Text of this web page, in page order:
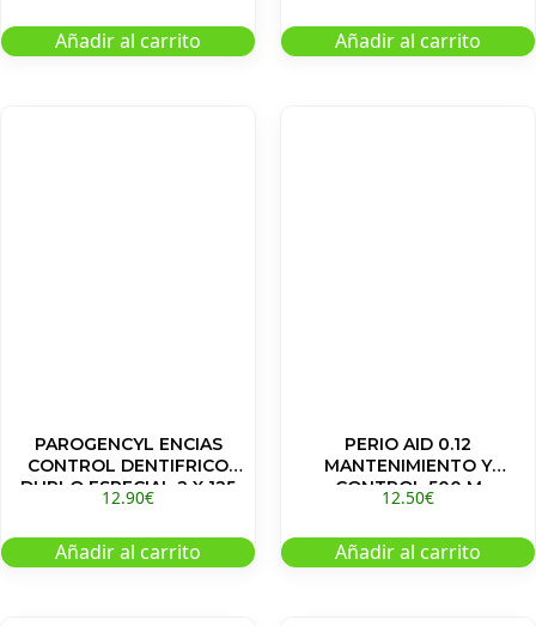
Añadir al carrito Añadir al carrito
PAROGENCYL ENCIAS
CONTROL DENTIFRICO
DUPLO ESPECIAL 2 X 125
12.90€
Añadir al carrito
PERIO AID 0.12
MANTENIMIENTO Y
CONTROL 500 M
12.50€
Añadir al carrito